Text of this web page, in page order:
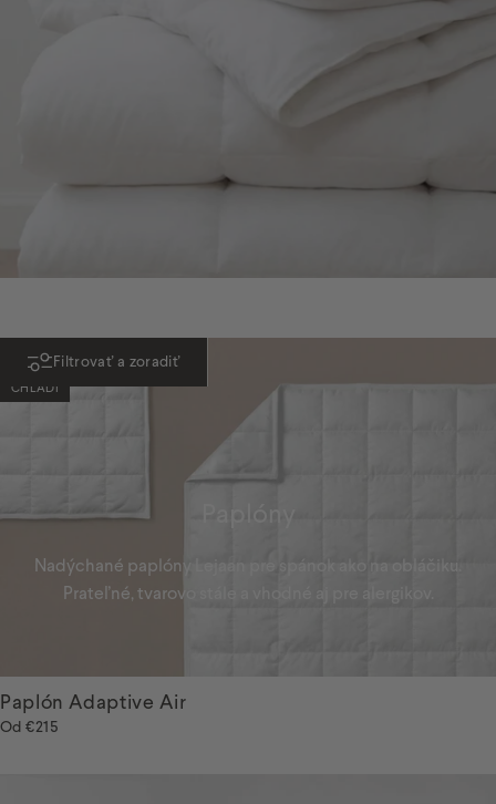
Nadýchané paplóny Lejaan pre spánok ako na obláčiku.
Prateľné, tvarovo stále a vhodné aj pre alergikov.
Filtrovať a zoradiť
NOVINKA
CHLADÍ
Paplón Adaptive Air
Od €215